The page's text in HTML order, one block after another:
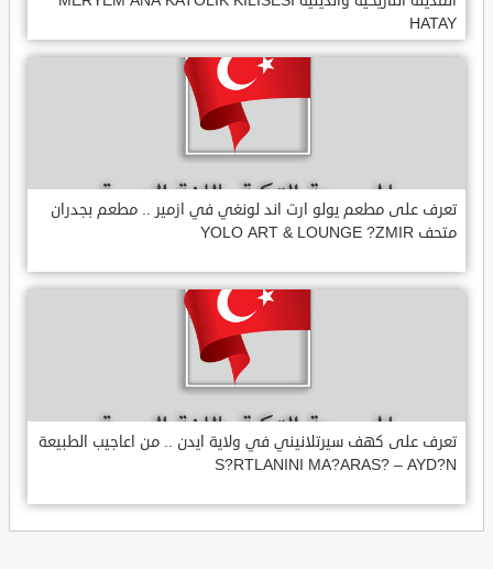
HATAY
تعرف على مطعم يولو ارت اند لونغي في ازمير .. مطعم بجدران
متحف YOLO ART & LOUNGE ?ZMIR
تعرف على كهف سيرتلانيني في ولاية ايدن .. من اعاجيب الطبيعة
S?RTLANINI MA?ARAS? – AYD?N